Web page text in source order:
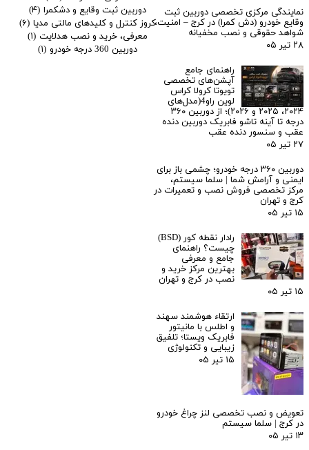
نمایندگی مرکزی تخصصی دوربین ثبت
وقایع خودرو (دش کمرا) در کرج – امنیت،
شواهد حقوقی و نصب مخفیانه
۲۸ تیر ۰۵
راهنمای جامع
آپشن‌های تخصصی
تویوتا کرولا کراس
لوین راو4(مدل‌های
۲۰۲۴، ۲۰۲۵ و ۲۰۲۶)؛ از دوربین ۳۶۰
درجه تا آینه تاشو فابریک دوربین دنده
عقب و سنسور دنده عقب
۲۷ تیر ۰۵
دوربین ۳۶۰ درجه خودرو؛ چشمی باز برای
ایمنی و آرامش شما | سلما سیستم،
مرکز تخصصی فروش نصب و تعمیرات در
کرج و تهران
۱۵ تیر ۰۵
رادار نقطه کور (BSD)
چیست؟ راهنمای
جامع و معرفی
بهترین مرکز خرید و
نصب در کرج و تهران
۱۵ تیر ۰۵
ارتقاء هوشمند سهند
و اطلس با مانیتور
فابریک ویستا؛ تلفیق
زیبایی و تکنولوژی
۱۵ تیر ۰۵
تعویض و نصب تخصصی لنز چراغ خودرو
در کرج | سلما سیستم
۱۳ تیر ۰۵
دوربین ثبت وقایع و دشکمرا (۴)
کروز کنترل و کلیدهای مالتی مدیا (۶)
معرفی، خرید و نصب هدلایت (۱)
دوربین 360 درجه خودرو
(۱)